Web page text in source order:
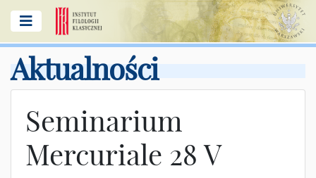
Aktualności
Seminarium
Mercuriale 28 V